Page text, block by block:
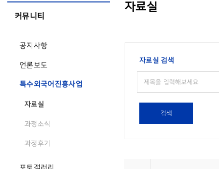
커뮤니티
공지사항
언론보도
특수외국어진흥사업
자료실
과정소식
과정후기
자료실
자료실 검색
검색